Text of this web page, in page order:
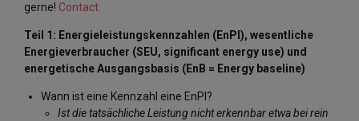
gerne! Contact
Teil 1: Energieleistungskennzahlen (EnPI), wesentliche
Energieverbraucher (SEU, significant energy use) und
energetische Ausgangsbasis (EnB = Energy baseline)
Wann ist eine Kennzahl eine EnPI?
Ist die tatsächliche Leistung nicht erkennbar etwa bei rein